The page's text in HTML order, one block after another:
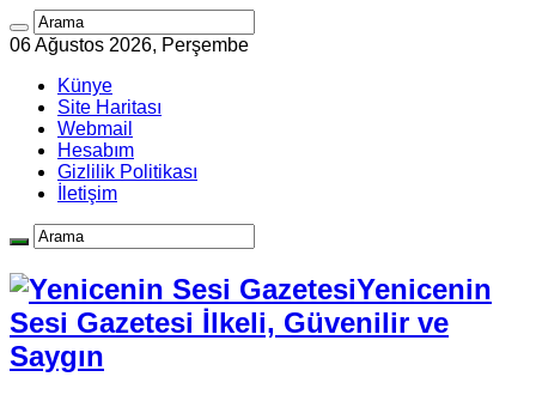
06 Ağustos 2026, Perşembe
Künye
Site Haritası
Webmail
Hesabım
Gizlilik Politikası
İletişim
Yenicenin
Sesi Gazetesi İlkeli, Güvenilir ve
Saygın